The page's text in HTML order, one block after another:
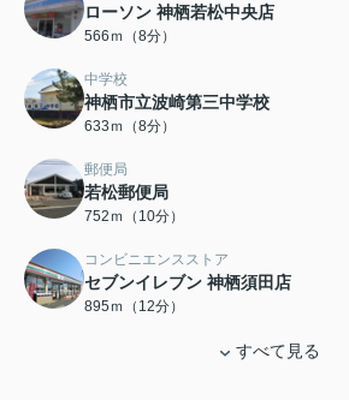
ローソン 神栖若松中央店
566ｍ（8分）
中学校
神栖市立波崎第三中学校
633ｍ（8分）
郵便局
若松郵便局
752ｍ（10分）
コンビニエンスストア
セブンイレブン 神栖須田店
895ｍ（12分）
すべて見る